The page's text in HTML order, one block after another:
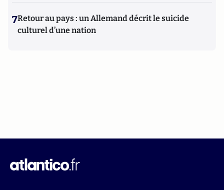
7Retour au pays : un Allemand décrit le suicide
culturel d’une nation